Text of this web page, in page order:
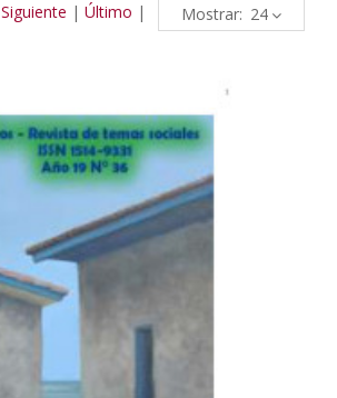
Siguiente | Último | Mostrar: